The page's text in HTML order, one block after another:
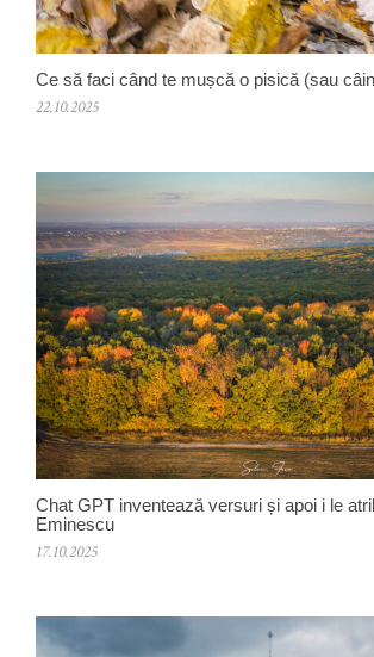
Ce să faci când te mușcă o pisică (sau
22.10.2025
Chat GPT inventează versuri și apoi i le
Eminescu
17.10.2025